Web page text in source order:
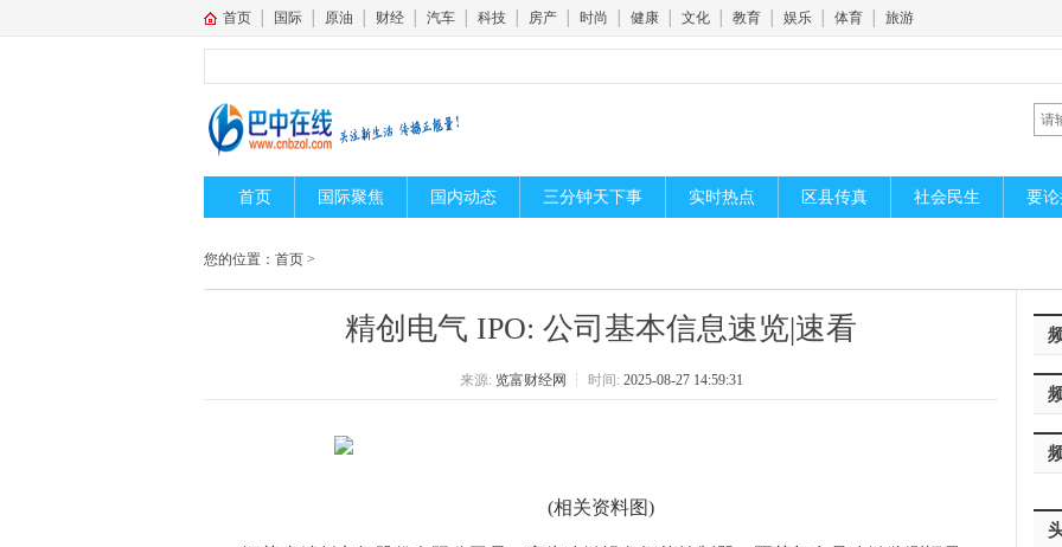
首页 国际 原油 财经 汽车 科技 房产 时尚 健康 文化 教育 娱乐 体育 旅游
首页 国际聚焦 国内动态 三分钟天下事 实时热点 区县传真 社会民生 要
您的位置： 首页 >
精创电气 IPO: 公司基本信息速览|速看
来源: 览富财经网 ┆ 时间: 2025-08-27 14:59:31
(相关资料图)